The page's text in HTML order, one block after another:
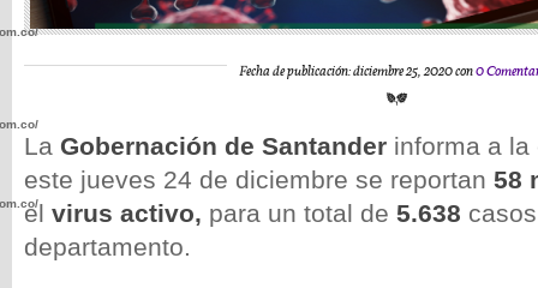
Fecha de publicación: diciembre 25, 2020 con0
La Gobernación de Santander informa a
este jueves 24 de diciembre se reportan 58
el virus activo, para un total de 5.638
departamento.
wp-
wp-
wp-